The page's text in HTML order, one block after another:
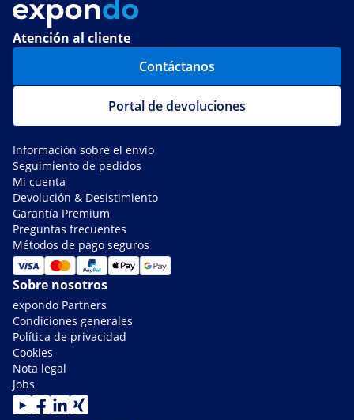
Atención al cliente
Contáctanos
Portal de devoluciones
Información sobre el envío
Seguimiento de pedidos
Mi cuenta
Devolución & Desistimiento
Garantía Premium
Preguntas frecuentes
Métodos de pago seguros
Sobre nosotros
expondo Partners
Condiciones generales
Política de privacidad
Cookies
Nota legal
Jobs